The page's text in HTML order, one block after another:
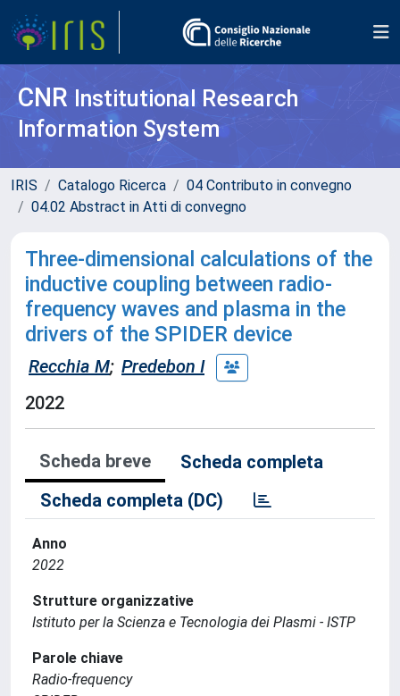
CNR Institutional Research
Information System
IRIS Catalogo Ricerca
04 Contributo in convegno
04.02 Abstract in Atti di convegno
Three-dimensional calculations of the
inductive coupling between radio-
frequency waves and plasma in the
drivers of the SPIDER device
Recchia M; Predebon I
2022
Scheda breve
Scheda completa
Scheda completa (DC)
Anno
2022
Strutture organizzative
Istituto per la Scienza e Tecnologia dei Plasmi - ISTP
Parole chiave
Radio-frequency